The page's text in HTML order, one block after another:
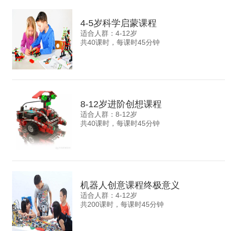
4-5岁科学启蒙课程
适合人群：4-12岁
共40课时，每课时45分钟
8-12岁进阶创想课程
适合人群：8-12岁
共40课时，每课时45分钟
机器人创意课程终极意义
适合人群：4-12岁
共200课时，每课时45分钟